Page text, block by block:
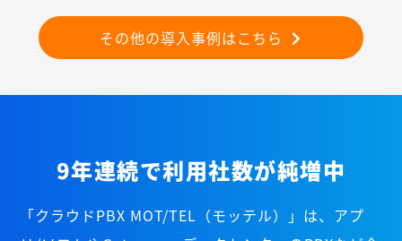
その他の導入事例はこちら
9年連続で利用社数が純増中
「クラウドPBX MOT/TEL（モッテル）」は、アプ